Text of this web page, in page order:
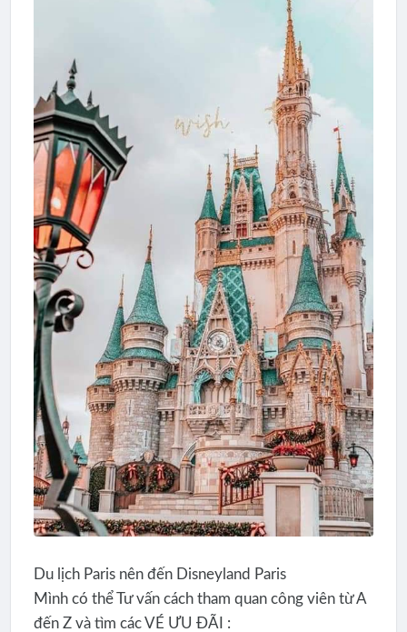
Du lịch Paris nên đến Disneyland Paris
Mình có thể Tư vấn cách tham quan công viên từ A
đến Z và tìm các VÉ ƯU ĐÃI :